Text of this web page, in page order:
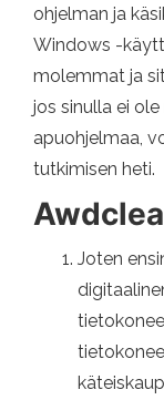
ohjelman ja
Windows -
molemmat ja
jos sinulla ei
apuohjelmaa,
tutkimisen heti.
Joten